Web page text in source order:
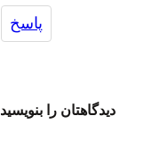
پاسخ
دیدگاهتان را بنویسید